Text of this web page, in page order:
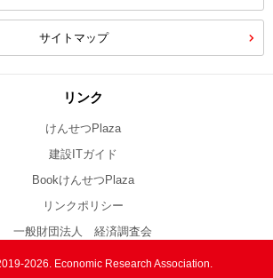
サイトマップ
リンク
けんせつPlaza
建設ITガイド
BookけんせつPlaza
リンクポリシー
一般財団法人 経済調査会
2026. Economic Research Association.